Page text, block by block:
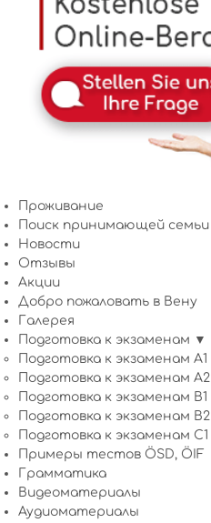
Проживание
Поиск принимающей семьи
Новости
Отзывы
Акции
Добро пожаловать в Вену
Галерея
Подготовка к экзаменам ▼
Подготовка к экзаменам A1
Подготовка к экзаменам A2
Подготовка к экзаменам B1
Подготовка к экзаменам B2
Подготовка к экзаменам C1
Примеры тестов ÖSD, ÖIF
Грамматика
Видеоматериалы
Аудиоматериалы